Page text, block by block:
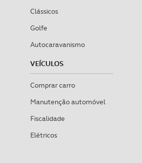
Clássicos
Golfe
Autocaravanismo
VEÍCULOS
Comprar carro
Manutenção automóvel
Fiscalidade
Elétricos